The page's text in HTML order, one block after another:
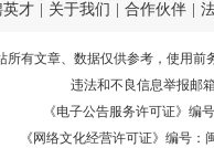
英才 关于我们 合作伙伴
所有文章、数据仅供参考，使用前
违法和不良信息举报邮箱
《电子公告服务许可证》编号
《网络文化经营许可证》编号：